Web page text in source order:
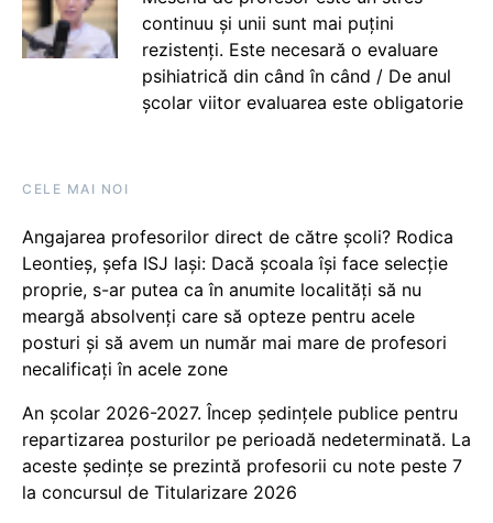
continuu și unii sunt mai puțini
rezistenți. Este necesară o evaluare
psihiatrică din când în când / De anul
școlar viitor evaluarea este obligatorie
CELE MAI NOI
Angajarea profesorilor direct de către școli? Rodica
Leontieș, șefa ISJ Iași: Dacă școala își face selecție
proprie, s-ar putea ca în anumite localități să nu
meargă absolvenți care să opteze pentru acele
posturi și să avem un număr mai mare de profesori
necalificați în acele zone
An școlar 2026-2027. Încep ședințele publice pentru
repartizarea posturilor pe perioadă nedeterminată. La
aceste ședințe se prezintă profesorii cu note peste 7
la concursul de Titularizare 2026